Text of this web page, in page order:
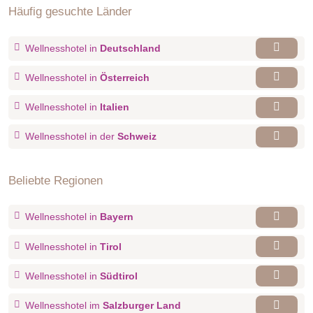
Einzelzimmer Dolomiti
Die nach Süden und Westen ausgerichteten Zimmer im
Dachgeschoss des 4. Stocks, die Dolomiti Einzelzimmer,
haben einen Blick auf die Brenta-Dolomiten. Sie sind
Kräutertee, Wellness-Kit für jeden Erwachsenen
SKY-Kanälen, Wi-Fi Internetanschluss, Safe, Schreibtisch,
Häufig gesuchte Länder
Wellnesshotel in Deutschland
Wellnesshotel in Österreich
Wellnesshotel in Italien
Wellnesshotel in der Schweiz
Beliebte Regionen
Wellnesshotel in Bayern
Wellnesshotel in Tirol
Wellnesshotel in Südtirol
Wellnesshotel im Salzburger Land